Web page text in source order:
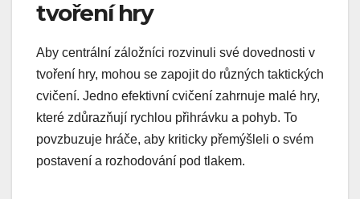
tvoření hry
Aby centrální záložníci rozvinuli své dovednosti v
tvoření hry, mohou se zapojit do různých taktických
cvičení. Jedno efektivní cvičení zahrnuje malé hry,
které zdůrazňují rychlou přihrávku a pohyb. To
povzbuzuje hráče, aby kriticky přemýšleli o svém
postavení a rozhodování pod tlakem.